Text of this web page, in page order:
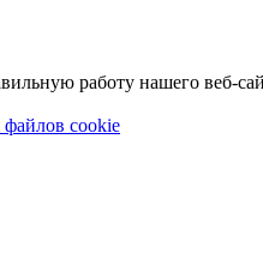
работу нашего веб-
файлов cookie